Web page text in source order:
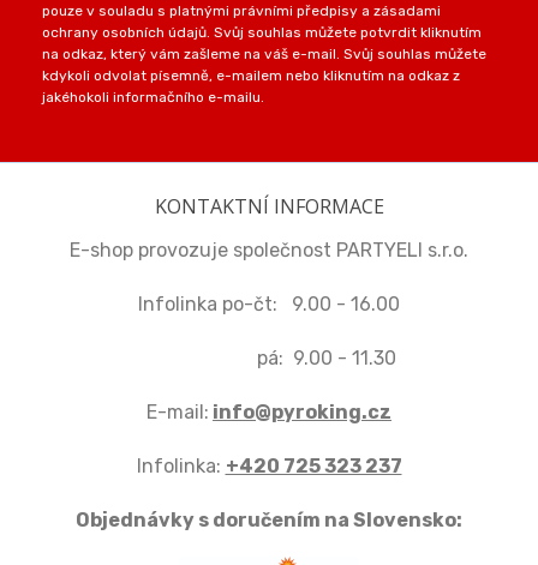
pouze v souladu s platnými právními předpisy a zásadami
ochrany osobních údajů. Svůj souhlas můžete potvrdit kliknutím
na odkaz, který vám zašleme na váš e-mail. Svůj souhlas můžete
kdykoli odvolat písemně, e-mailem nebo kliknutím na odkaz z
jakéhokoli informačního e-mailu.
KONTAKTNÍ INFORMACE
E-shop provozuje společnost PARTYELI s.r.o.
Infolinka po-čt: 9.00 - 16.00
pá: 9.00 - 11.30
E-mail: info@pyroking.cz
Infolinka: +420 725 323 237
Objednávky s doručením na Slovensko: